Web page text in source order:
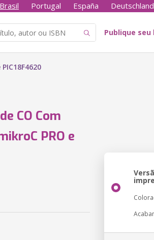
Brasil Portugal España Deutschland
Publique seu
CO Com
PRO e